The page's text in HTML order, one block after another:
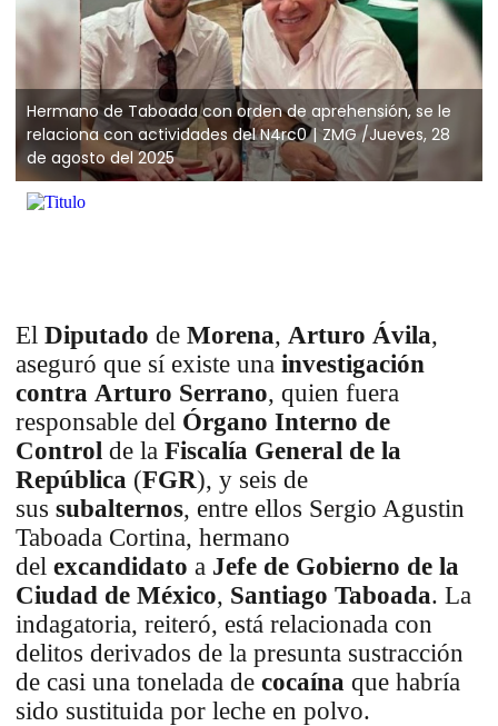
Hermano de Taboada con orden de aprehensión, se le
relaciona con actividades del N4rc0
ZMG /Jueves, 28
de agosto del 2025
El Diputado de Morena, Arturo Ávila,
aseguró que sí existe una investigación
contra Arturo Serrano, quien fuera
responsable del Órgano Interno de
Control de la Fiscalía General de la
República (FGR), y seis de
sus subalternos, entre ellos Sergio Agustin
Taboada Cortina, hermano
del excandidato a Jefe de Gobierno de la
Ciudad de México, Santiago Taboada. La
indagatoria, reiteró, está relacionada con
delitos derivados de la presunta sustracción
de casi una tonelada de cocaína que habría
sido sustituida por leche en polvo.